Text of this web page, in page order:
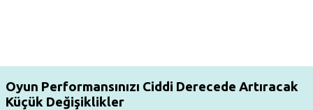
Oyun Performansınızı Ciddi Derecede Artıracak
Küçük Değişiklikler